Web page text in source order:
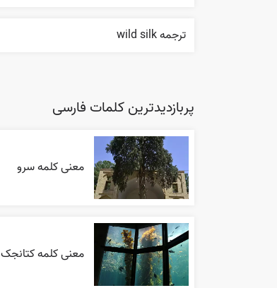
ترجمه wild silk
پربازدیدترین کلمات فارسی
معنی کلمه سرو
معنی کلمه کتانجک